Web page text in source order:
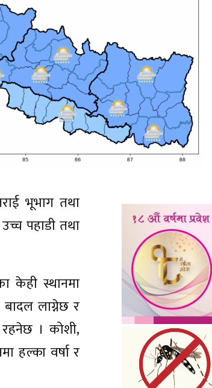
भूभाग तथा
पहाडी तथा
केही स्थानमा
लाग्नेछ र
। कोशी,
हल्का वर्षा र